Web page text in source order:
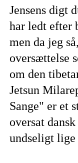
Jensens digt
har ledt efter
men da jeg
oversættelse
om den
Jetsun
Sange" er et
oversat
undseligt lige